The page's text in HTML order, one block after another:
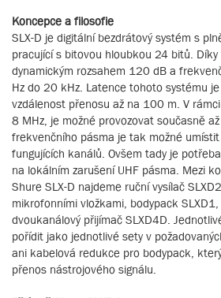
Koncepce a filosofie
SLX-D je digitální bezdrátový systém s
pracující s bitovou hloubkou 24 bitů.
dynamickým rozsahem 120 dB a
Hz do 20 kHz. Latence tohoto systému
vzdálenost přenosu až na 100 m. V
8 MHz, je možné provozovat současně
frekvenčního pásma je tak možné
fungujících kanálů. Ovšem tady je
na lokálním zarušení UHF pásma. Mezi
Shure SLX-D najdeme ruční vysílač
mikrofonními vložkami, bodypack
dvoukanálový přijímač SLXD4D.
pořídit jako jednotlivé sety v
ani kabelová redukce pro bodypack,
přenos nástrojového signálu.